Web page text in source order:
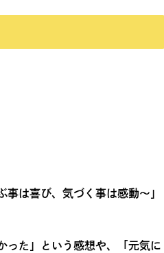
は喜び、気づく事は感動～」
った」という感想や、「元気に